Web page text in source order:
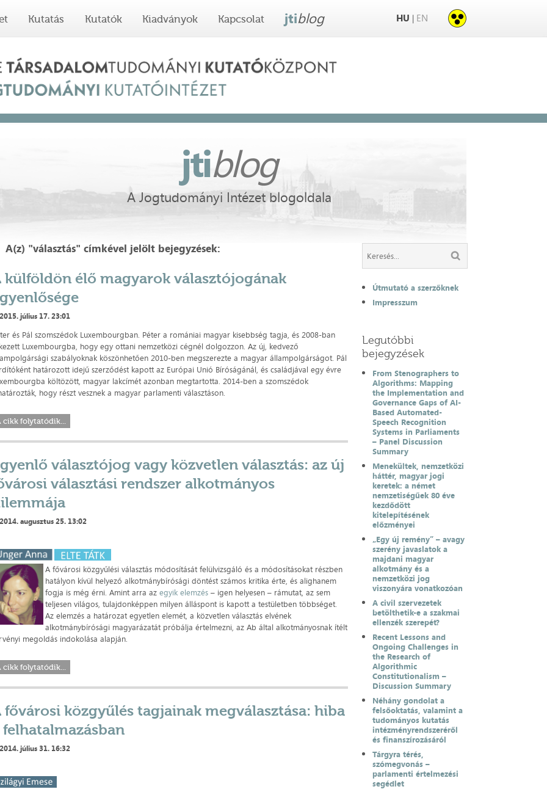
Kutatás Kutatók Kiadványok Kapcsolat jtiblog HU | EN
jtiblog
A Jogtudományi Intézet blogoldala
A(z) "választás" címkével jelölt bejegyzések:
külföldön élő magyarok választójogának
július 17. 23:01
és Pál szomszédok Luxembourgban. Péter a romániai magyar kisebbség tagja, és 2008-ban
Luxembourgba, hogy egy ottani nemzetközi cégnél dolgozzon. Az új, kedvező
szabályoknak köszönhetően 2010-ben megszerezte a magyar állampolgárságot. Pál
határozott idejű szerződést kapott az Európai Unió Bíróságánál, és családjával egy évre
költözött, magyar lakcímét azonban megtartotta. 2014-ben a szomszédok
hogy részt vesznek a magyar parlamenti választáson.
cikk folytatódik...
választójog vagy közvetlen választás: az új
választási rendszer alkotmányos
augusztus 25. 13:02
A fővárosi közgyűlési választás módosítását felülvizsgáló és a módosításokat részben
hatályon kívül helyező alkotmánybírósági döntést számos kritika érte, és alighanem
fogja is még érni. Amint arra azegyik elemzés – igen helyesen – rámutat, az sem
teljesen világos, tulajdonképpen milyen álláspont is kapott a testületben többséget.
Az elemzés a határozat egyetlen elemét, a közvetlen választás elvének
alkotmánybírósági magyarázatát próbálja értelmezni, az Ab által alkotmányosnak ítélt
megoldás indokolása alapján.
cikk folytatódik...
fővárosi közgyűlés tagjainak megválasztása: hiba
felhatalmazásban
július 31. 16:32
Útmutató a szerzőknek
Impresszum
Legutóbbi
bejegyzések
From Stenographers to
Algorithms: Mapping
the Implementation and
Governance Gaps of AI-
Based Automated-
Speech Recognition
Systems in Parliaments
– Panel Discussion
Summary
Menekültek, nemzetközi
háttér, magyar jogi
keretek: a német
nemzetiségűek 80 éve
kezdődött
kitelepítésének
előzményei
„Egy új remény” – avagy
szerény javaslatok a
majdani magyar
alkotmány és a
nemzetközi jog
viszonyára vonatkozóan
A civil szervezetek
betölthetik-e a szakmai
ellenzék szerepét?
Recent Lessons and
Ongoing Challenges in
the Research of
Algorithmic
Constitutionalism –
Discussion Summary
Néhány gondolat a
felsőoktatás, valamint a
tudományos kutatás
intézményrendszeréről
és finanszírozásáról
Tárgyra térés,
szómegvonás –
parlamenti értelmezési
segédlet